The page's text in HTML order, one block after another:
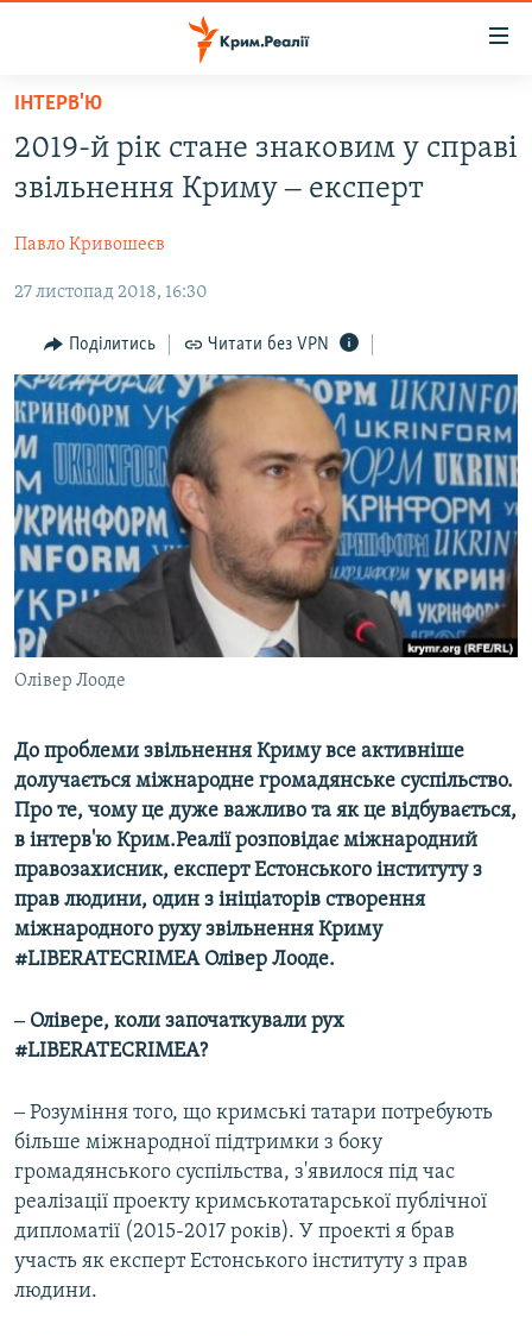
Перейти
основного
матеріалу
до
навігації
Перейти
пошуку
ВОДА.КРИМ
ПОЛІТИКА
БЛОГИ
ПОГЛЯД
ІНТЕРВ'Ю
ВСЕ ЗА ДЕНЬ
СПЕЦПРОЕКТИ
ДЕПОРТАЦІЯ
ВІДЕОУРОКИ «ELIFBE»
СВІДЧЕННЯ ОКУПАЦІЇ
УКРАЇНСЬКА ПРОБЛЕМА КРИМУ
ІНФОГРАФІКА
ЯК ОБІЙТИ БЛОКУВАННЯ
Русский
Qırımtatar
ДОЛУЧАЙСЯ!
Усі сайти RFE/RL
ІНТЕРВ'Ю
2019-й рік стане знаковим у справі
звільнення Криму ‒ експерт
Павло Кривошеєв
27 листопад 2018, 16:30
Поділитись Читати без VPN
Олівер Лооде
До проблеми звільнення Криму все активніше
долучається міжнародне громадянське суспільство.
Про те, чому це дуже важливо та як це відбувається,
в інтерв'ю Крим.Реалії розповідає міжнародний
правозахисник, експерт Естонського інституту з
прав людини, один з ініціаторів створення
міжнародного руху звільнення Криму
#LIBERATECRIMEA Олівер Лооде.
‒ Олівере, коли започаткували рух
#LIBERATECRIMEA?
‒ Розуміння того, що кримські татари потребують
більше міжнародної підтримки з боку
громадянського суспільства, з'явилося під час
реалізації проекту кримськотатарської публічної
дипломатії (2015-2017 років). У проекті я брав
участь як експерт Естонського інституту з прав
людини.